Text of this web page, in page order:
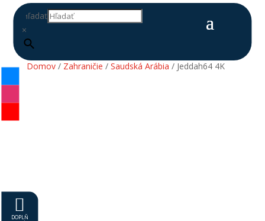
Hľadať
×

DOPLŇ
Domov/ Zahraničie / Saudská Arábia / Jeddah64 4K